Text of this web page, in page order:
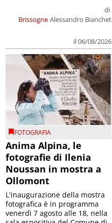
Brissogne
di
Alessandro Bianchet
il 06/08/2026
FOTOGRAFIA
Anima Alpina, le
fotografie di Ilenia
Noussan in mostra a
Ollomont
L'inaugurazione della mostra
fotografica è in programma
venerdì 7 agosto alle 18, nella